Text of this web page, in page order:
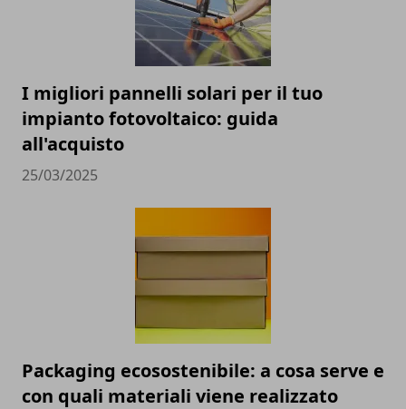
I migliori pannelli solari per il tuo
impianto fotovoltaico: guida
all'acquisto
25/03/2025
Packaging ecosostenibile: a cosa serve e
con quali materiali viene realizzato